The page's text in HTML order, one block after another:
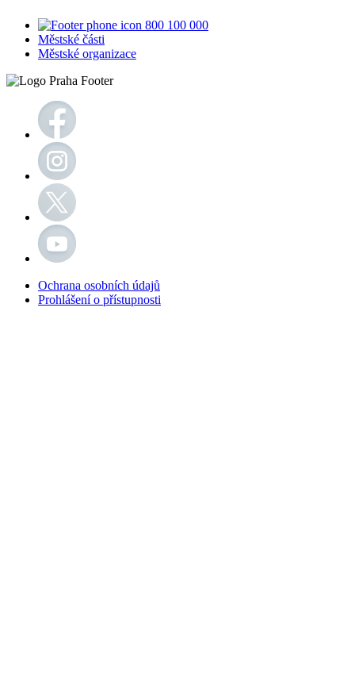
800 100 000
Městské části
Městské organizace
Ochrana osobních údajů
Prohlášení o přístupnosti